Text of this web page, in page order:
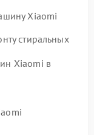
Xiaomi
стиральных
Xiaomi в